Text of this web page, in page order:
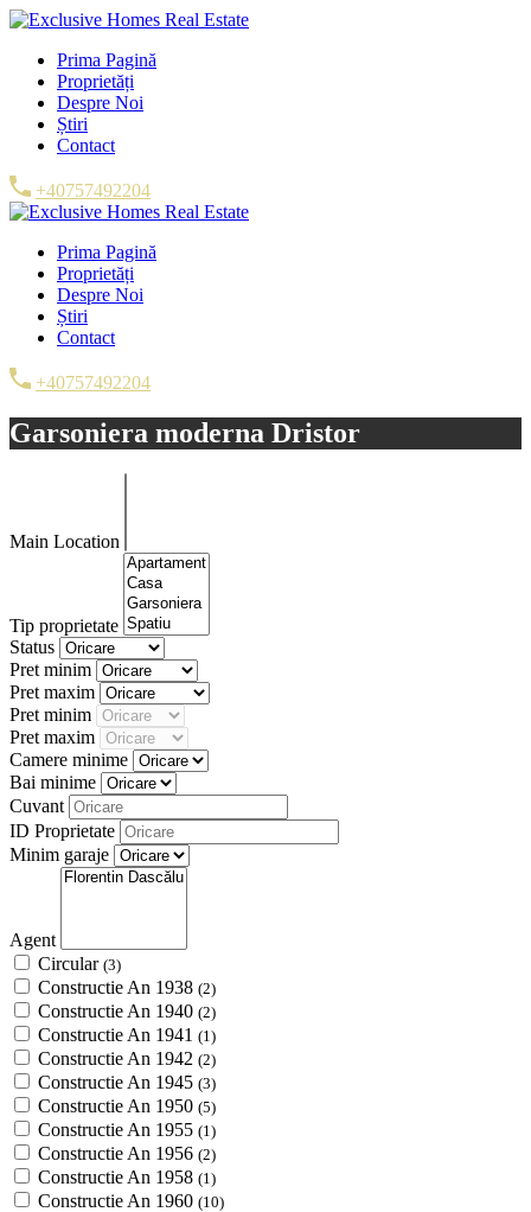
Prima Pagină
Proprietăți
Despre Noi
Știri
Contact
+40757492204
Prima Pagină
Proprietăți
Despre Noi
Știri
Contact
+40757492204
Garsoniera moderna Dristor
Main Location
Tip proprietate
Status
Pret minim
Pret maxim
Pret minim
Pret maxim
Camere minime
Bai minime
Cuvant
ID Proprietate
Minim garaje
Agent
Circular (3)
Constructie An 1938 (2)
Constructie An 1940 (2)
Constructie An 1941 (1)
Constructie An 1942 (2)
Constructie An 1945 (3)
Constructie An 1950 (5)
Constructie An 1955 (1)
Constructie An 1956 (2)
Constructie An 1958 (1)
Constructie An 1960 (10)